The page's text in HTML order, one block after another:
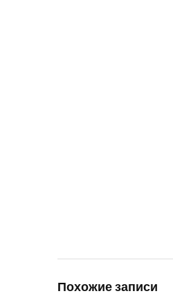
Похожие записи